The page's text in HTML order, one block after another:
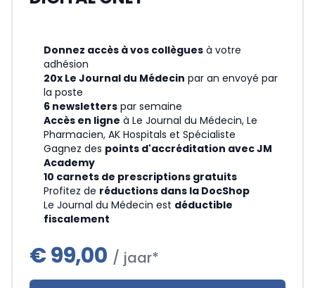
Donnez accès à vos collègues à votre
adhésion
20x Le Journal du Médecin par an envoyé par
la poste
6 newsletters par semaine
Accès en ligne à Le Journal du Médecin, Le
Pharmacien, AK Hospitals et Spécialiste
Gagnez des points d'accréditation avec JM
Academy
10 carnets de prescriptions gratuits
Profitez de réductions dans la DocShop
Le Journal du Médecin est déductible
fiscalement
€99,00 / jaar*